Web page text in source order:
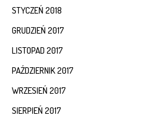
STYCZEŃ 2018
GRUDZIEŃ 2017
LISTOPAD 2017
PAŹDZIERNIK 2017
WRZESIEŃ 2017
SIERPIEŃ 2017